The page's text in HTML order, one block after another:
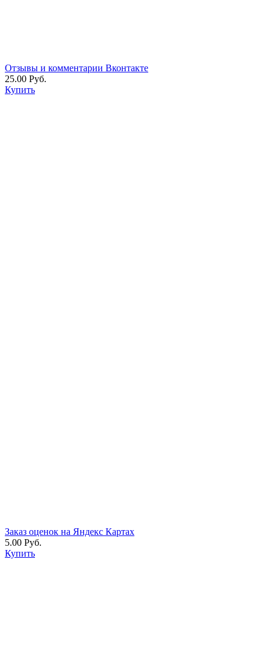
Отзывы и комментарии Вконтакте
25.00 Руб.
Купить
Заказ оценок на Яндекс Картах
5.00 Руб.
Купить